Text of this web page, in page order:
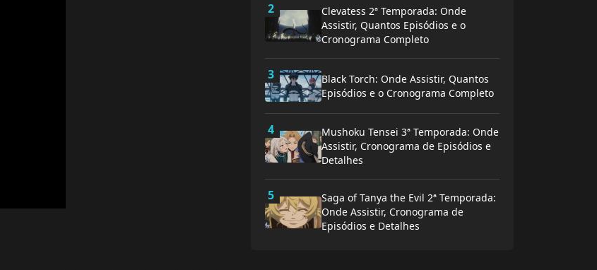
2
Clevatess 2ª Temporada: Onde
Assistir, Quantos Episódios e o
Cronograma Completo
3
Black Torch: Onde Assistir, Quantos
Episódios e o Cronograma Completo
4
Mushoku Tensei 3ª Temporada: Onde
Assistir, Cronograma de Episódios e
Detalhes
5
Saga of Tanya the Evil 2ª Temporada:
Onde Assistir, Cronograma de
Episódios e Detalhes